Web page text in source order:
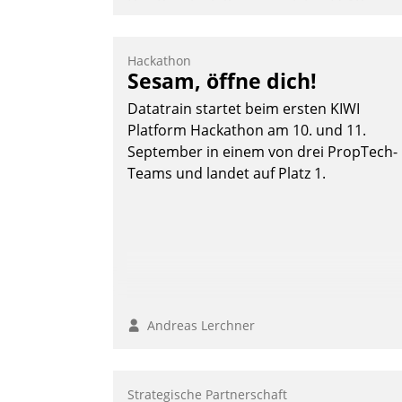
und Verwaltung von Aufträgen der
operativen Instandhaltung in die SAP-
Systemlandschaft deutscher
Wohnungsunternehmen – und
beschleunigt damit den Weg vom
Mieteranliegen zum Dienstleisterauftrag.
Hackathon
Sesam, öffne dich!
Datatrain startet beim ersten KIWI
Platform Hackathon am 10. und 11.
September in einem von drei PropTech-
Teams und landet auf Platz 1.
Andreas Lerchner
Strategische Partnerschaft